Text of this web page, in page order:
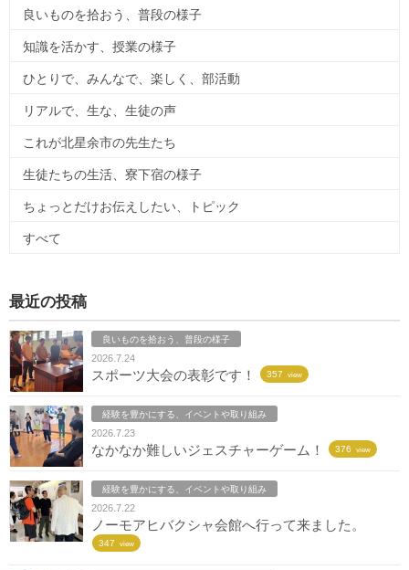
良いものを拾おう、普段の様子
知識を活かす、授業の様子
ひとりで、みんなで、楽しく、部活動
リアルで、生な、生徒の声
これが北星余市の先生たち
生徒たちの生活、寮下宿の様子
ちょっとだけお伝えしたい、トピック
すべて
最近の投稿
良いものを拾おう、普段の様子
2026.7.24
スポーツ大会の表彰です！ 357 view
経験を豊かにする、イベントや取り組み
2026.7.23
なかなか難しいジェスチャーゲーム！ 376 view
経験を豊かにする、イベントや取り組み
2026.7.22
ノーモアヒバクシャ会館へ行って来ました。
347 view